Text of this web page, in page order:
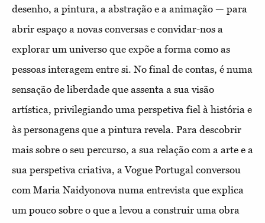
desenho, a pintura, a abstração e a animação — para
abrir espaço a novas conversas e convidar-nos a
explorar um universo que expõe a forma como as
pessoas interagem entre si. No final de contas, é numa
sensação de liberdade que assenta a sua visão
artística, privilegiando uma perspetiva fiel à história e
às personagens que a pintura revela. Para descobrir
mais sobre o seu percurso, a sua relação com a arte e a
sua perspetiva criativa, a Vogue Portugal conversou
com Maria Naidyonova numa entrevista que explica
um pouco sobre o que a levou a construir uma obra